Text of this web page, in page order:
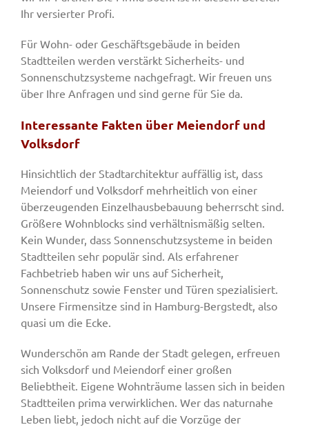
Ihr versierter Profi.
Für Wohn- oder Geschäftsgebäude in beiden
Stadtteilen werden verstärkt Sicherheits- und
Sonnenschutzsysteme nachgefragt. Wir freuen uns
über Ihre Anfragen und sind gerne für Sie da.
Interessante Fakten über Meiendorf und
Volksdorf
Hinsichtlich der Stadtarchitektur auffällig ist, dass
Meiendorf und Volksdorf mehrheitlich von einer
überzeugenden Einzelhausbebauung beherrscht sind.
Größere Wohnblocks sind verhältnismäßig selten.
Kein Wunder, dass Sonnenschutzsysteme in beiden
Stadtteilen sehr populär sind. Als erfahrener
Fachbetrieb haben wir uns auf Sicherheit,
Sonnenschutz sowie Fenster und Türen spezialisiert.
Unsere Firmensitze sind in Hamburg-Bergstedt, also
quasi um die Ecke.
Wunderschön am Rande der Stadt gelegen, erfreuen
sich Volksdorf und Meiendorf einer großen
Beliebtheit. Eigene Wohnträume lassen sich in beiden
Stadtteilen prima verwirklichen. Wer das naturnahe
Leben liebt, jedoch nicht auf die Vorzüge der